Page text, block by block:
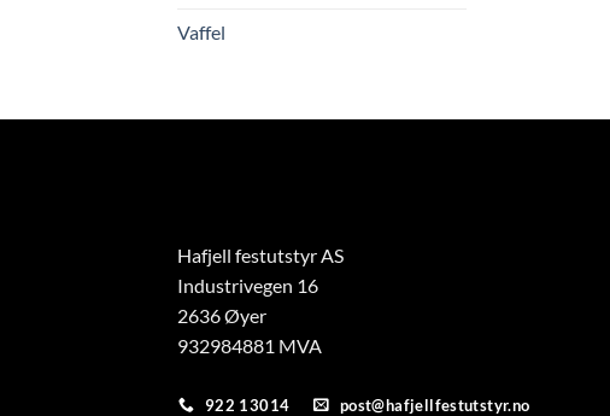
Vaffel
Hafjell festutstyr AS
Industrivegen 16
2636 Øyer
932984881 MVA
922 13014 post@hafjellfestutstyr.no